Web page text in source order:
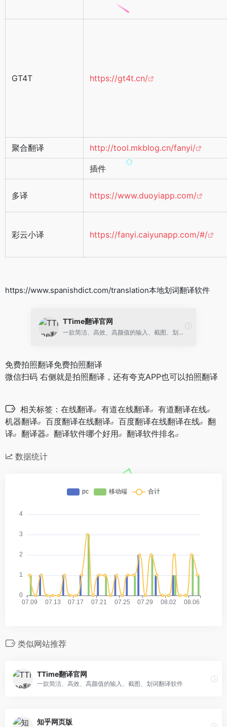
GT4T https://gt4t.cn/
聚合翻译 http://tool.mkblog.cn/fanyi/
插件
多译 https://www.duoyiapp.com/
彩云小译 https://fanyi.caiyunapp.com/#/
https://www.spanishdict.com/translation本地划词翻译软件
TTime翻译官网
一款简洁、高效、高颜值的输入、截图、划词翻译软件
免费拍照翻译免费拍照翻译
微信扫码 右侧就是拍照翻译，还有夸克APP也可以拍照翻译
相关标签： 在线翻译 有道在线翻译
有道翻译在线
机器翻译
百度翻译在线翻译 百度翻译在线翻译在线
翻
译
翻译器 翻译软件哪个好用 翻译软件排名
数据统计
类似网站推荐
TTime翻译官网
一款简洁、高效、高颜值的输入、截图、划词翻译软件
知乎网页版